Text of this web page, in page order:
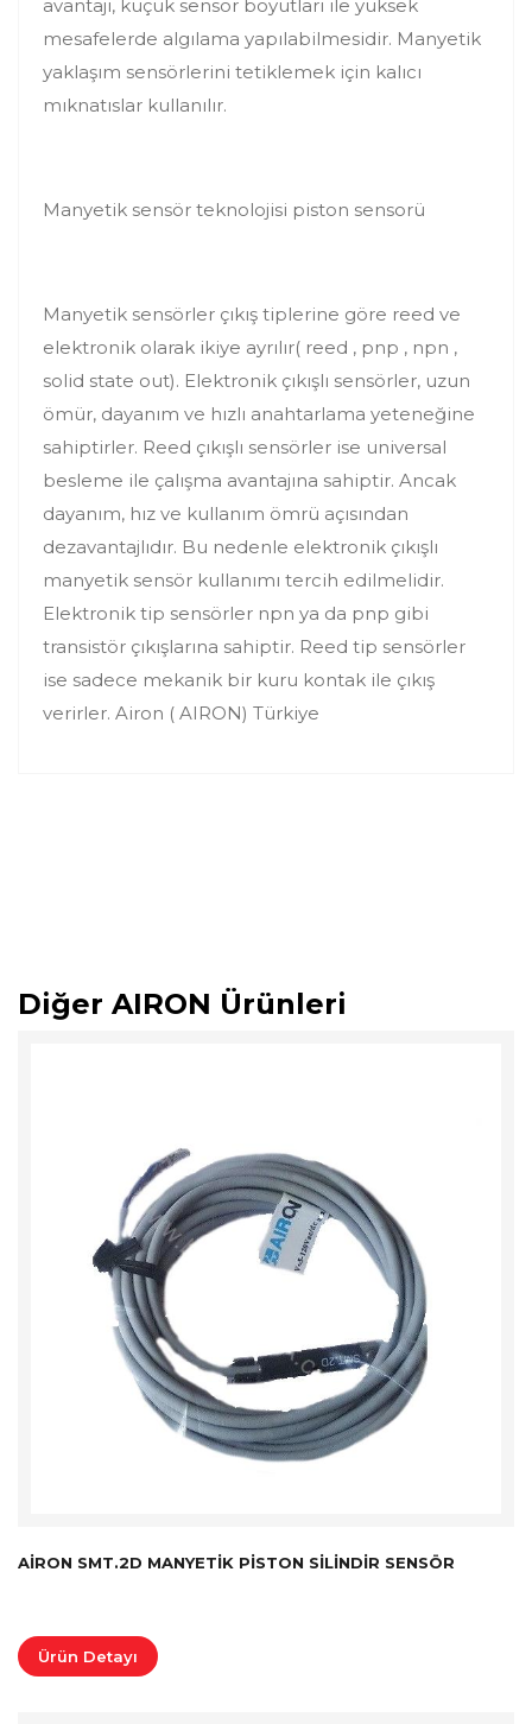
avantajı, küçük sensör boyutları ile yüksek
mesafelerde algılama yapılabilmesidir. Manyetik
yaklaşım sensörlerini tetiklemek için kalıcı
mıknatıslar kullanılır.
Manyetik sensör teknolojisi piston sensorü
Manyetik sensörler çıkış tiplerine göre reed ve
elektronik olarak ikiye ayrılır( reed , pnp , npn ,
solid state out). Elektronik çıkışlı sensörler, uzun
ömür, dayanım ve hızlı anahtarlama yeteneğine
sahiptirler. Reed çıkışlı sensörler ise universal
besleme ile çalışma avantajına sahiptir. Ancak
dayanım, hız ve kullanım ömrü açısından
dezavantajlıdır. Bu nedenle elektronik çıkışlı
manyetik sensör kullanımı tercih edilmelidir.
Elektronik tip sensörler npn ya da pnp gibi
transistör çıkışlarına sahiptir. Reed tip sensörler
ise sadece mekanik bir kuru kontak ile çıkış
verirler. Airon ( AIRON) Türkiye
Diğer AIRON Ürünleri
AIRON SMT.2D MANYETIK PISTON SILINDIR SENSÖR
Ürün Detayı